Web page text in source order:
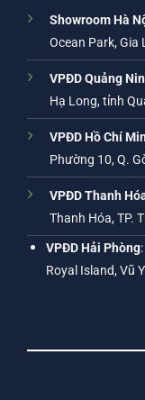
Showroom Hà
Ocean Park, Gia
VPĐD Quảng
Hạ Long, tỉnh
VPĐD Hồ Chí
Phường 10, Q.
VPĐD Thanh
Thanh Hóa, TP.
VPĐD Hải Phòng
Royal Island, Vũ